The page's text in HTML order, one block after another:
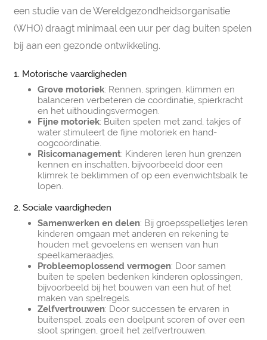
een studie van de Wereldgezondheidsorganisatie
(WHO) draagt minimaal een uur per dag buiten spelen
bij aan een gezonde ontwikkeling​.
1. Motorische vaardigheden
Grove motoriek: Rennen, springen, klimmen en
balanceren verbeteren de coördinatie, spierkracht
en het uithoudingsvermogen.
Fijne motoriek: Buiten spelen met zand, takjes of
water stimuleert de fijne motoriek en hand-
oogcoördinatie.
Risicomanagement: Kinderen leren hun grenzen
kennen en inschatten, bijvoorbeeld door een
klimrek te beklimmen of op een evenwichtsbalk te
lopen.
2. Sociale vaardigheden
Samenwerken en delen: Bij groepsspelletjes leren
kinderen omgaan met anderen en rekening te
houden met gevoelens en wensen van hun
speelkameraadjes.
Probleemoplossend vermogen: Door samen
buiten te spelen bedenken kinderen oplossingen,
bijvoorbeeld bij het bouwen van een hut of het
maken van spelregels.
Zelfvertrouwen: Door successen te ervaren in
buitenspel, zoals een doelpunt scoren of over een
sloot springen, groeit het zelfvertrouwen.